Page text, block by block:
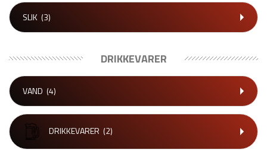
SLIK (3)
DRIKKEVARER
VAND (4)
DRIKKEVARER (2)